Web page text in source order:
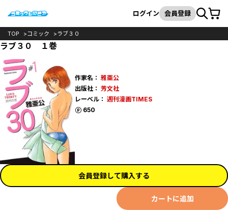
検索
ログイン 会員登録カート
TOP コミック ラブ３０
ラブ３０ １巻
作家名： 雅亜公
出版社： 芳文社
レーベル： 週刊漫画TIMES
650
ポイント
会員登録して購入する
カートに追加